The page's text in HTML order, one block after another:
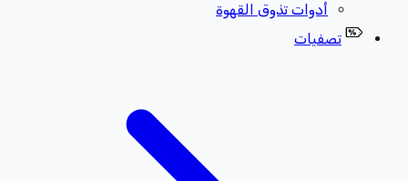
أدوات تذوق القهوة
تصفيات